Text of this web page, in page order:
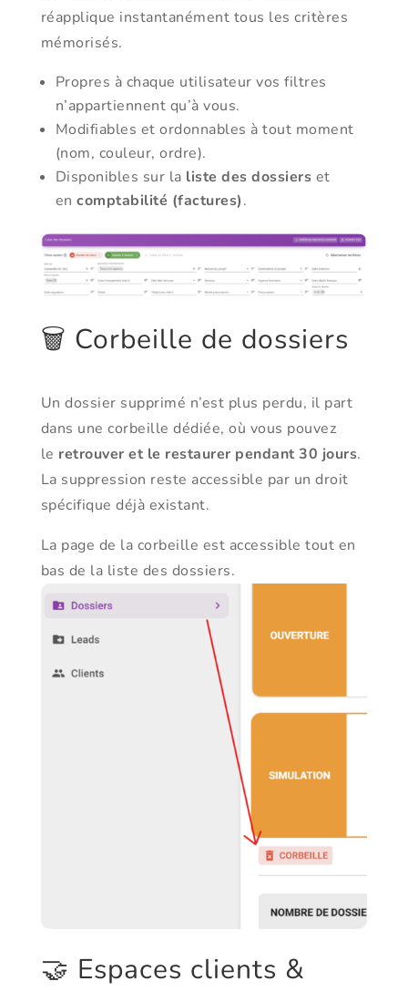
réapplique instantanément tous les critères
mémorisés.
Propres à chaque utilisateur vos filtres
n’appartiennent qu’à vous.
Modifiables et ordonnables à tout moment
(nom, couleur, ordre).
Disponibles sur la liste des dossiers et
encomptabilité (factures).
🗑️ Corbeille de dossiers
Un dossier supprimé n’est plus perdu, il part
dans une corbeille dédiée, où vous pouvez
le retrouver et le restaurer pendant 30 jours.
La suppression reste accessible par un droit
spécifique déjà existant.
La page de la corbeille est accessible tout en
bas de la liste des dossiers.
🤝 Espaces clients &